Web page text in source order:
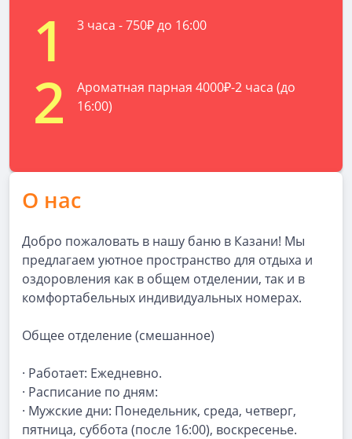
1 3 часа - 750₽ до 16:00
2
Ароматная парная 4000₽-2 часа (до
16:00)
О нас
Добро пожаловать в нашу баню в Казани! Мы
предлагаем уютное пространство для отдыха и
оздоровления как в общем отделении, так и в
комфортабельных индивидуальных номерах.
Общее отделение (смешанное)
· Работает: Ежедневно.
· Расписание по дням:
· Мужские дни: Понедельник, среда, четверг,
пятница, суббота (после 16:00), воскресенье.